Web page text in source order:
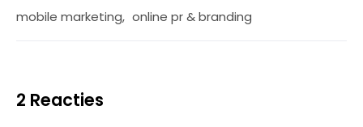
mobile marketing, online pr & branding
2 Reacties